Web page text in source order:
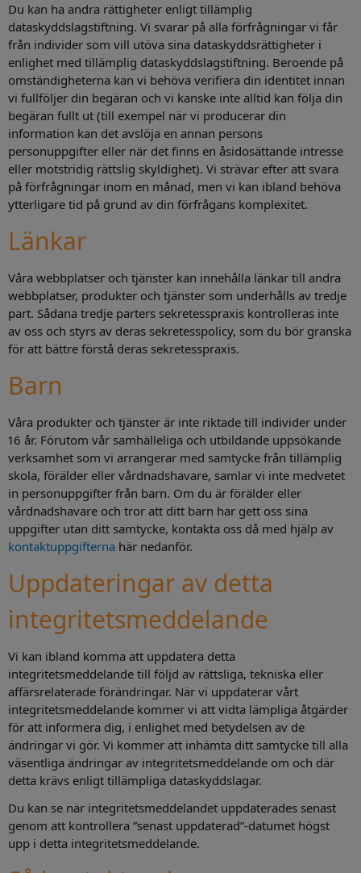
Du kan ha andra rättigheter enligt tillämplig
dataskyddslagstiftning. Vi svarar på alla förfrågningar vi får
från individer som vill utöva sina dataskyddsrättigheter i
enlighet med tillämplig dataskyddslagstiftning. Beroende på
omständigheterna kan vi behöva verifiera din identitet innan
vi fullföljer din begäran och vi kanske inte alltid kan följa din
begäran fullt ut (till exempel när vi producerar din
information kan det avslöja en annan persons
personuppgifter eller när det finns en åsidosättande intresse
eller motstridig rättslig skyldighet). Vi strävar efter att svara
på förfrågningar inom en månad, men vi kan ibland behöva
ytterligare tid på grund av din förfrågans komplexitet.
Länkar
Våra webbplatser och tjänster kan innehålla länkar till andra
webbplatser, produkter och tjänster som underhålls av tredje
part. Sådana tredje parters sekretesspraxis kontrolleras inte
av oss och styrs av deras sekretesspolicy, som du bör granska
för att bättre förstå deras sekretesspraxis.
Barn
Våra produkter och tjänster är inte riktade till individer under
16 år. Förutom vår samhälleliga och utbildande uppsökande
verksamhet som vi arrangerar med samtycke från tillämplig
skola, förälder eller vårdnadshavare, samlar vi inte medvetet
in personuppgifter från barn. Om du är förälder eller
vårdnadshavare och tror att ditt barn har gett oss sina
uppgifter utan ditt samtycke, kontakta oss då med hjälp av
kontaktuppgifterna här nedanför.
Uppdateringar av detta
integritetsmeddelande
Vi kan ibland komma att uppdatera detta
integritetsmeddelande till följd av rättsliga, tekniska eller
affärsrelaterade förändringar. När vi uppdaterar vårt
integritetsmeddelande kommer vi att vidta lämpliga åtgärder
för att informera dig, i enlighet med betydelsen av de
ändringar vi gör. Vi kommer att inhämta ditt samtycke till alla
väsentliga ändringar av integritetsmeddelande om och där
detta krävs enligt tillämpliga dataskyddslagar.
Du kan se när integritetsmeddelandet uppdaterades senast
genom att kontrollera ”senast uppdaterad”-datumet högst
upp i detta integritetsmeddelande.